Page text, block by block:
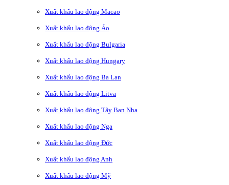
Xuất khẩu lao động Macao
Xuất khẩu lao động Áo
Xuất khẩu lao động Bulgaria
Xuất khẩu lao động Hungary
Xuất khẩu lao động Ba Lan
Xuất khẩu lao động Litva
Xuất khẩu lao động Tây Ban Nha
Xuất khẩu lao động Nga
Xuất khẩu lao động Đức
Xuất khẩu lao động Anh
Xuất khẩu lao động Mỹ